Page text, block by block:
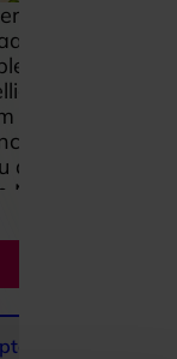
grand
de
voelt warm
terras voor
diner, high
dat draait om
Juist die
setting
maakt dit
lunch, een
tafelen in